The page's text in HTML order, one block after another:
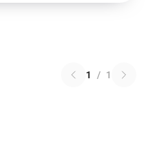
1 / 1